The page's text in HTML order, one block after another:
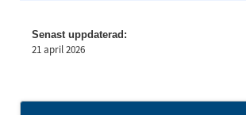
Senast uppdaterad:
21 april 2026